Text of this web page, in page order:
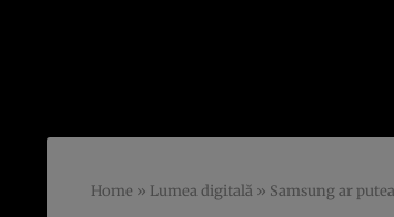
Home » Lumea digitală » Samsung ar